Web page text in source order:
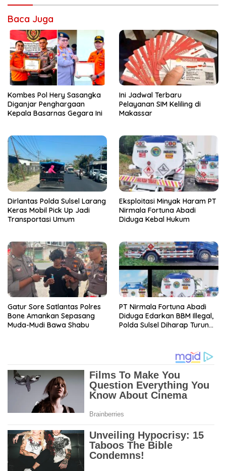
Baca Juga
Kombes Pol Hery Sasangka
Diganjar Penghargaan
Kepala Basarnas Gegara Ini
Ini Jadwal Terbaru
Pelayanan SIM Keliling di
Makassar
Dirlantas Polda Sulsel Larang
Keras Mobil Pick Up Jadi
Transportasi Umum
Eksploitasi Minyak Haram PT
Nirmala Fortuna Abadi
Diduga Kebal Hukum
Gatur Sore Satlantas Polres
Bone Amankan Sepasang
Muda-Mudi Bawa Shabu
PT Nirmala Fortuna Abadi
Diduga Edarkan BBM Illegal,
Polda Sulsel Diharap Turun